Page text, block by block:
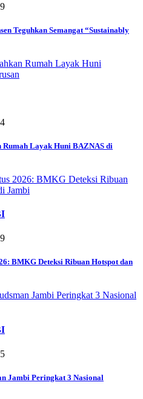
Teguhkan Semangat “Sustainably
Layak Huni BAZNAS di
BMKG Deteksi Ribuan Hotspot dan
Jambi Peringkat 3 Nasional